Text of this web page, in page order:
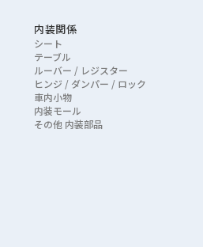
内装関係
シート
テーブル
ルーバー / レジスター
ヒンジ / ダンパー / ロック
車内小物
内装モール
その他 内装部品